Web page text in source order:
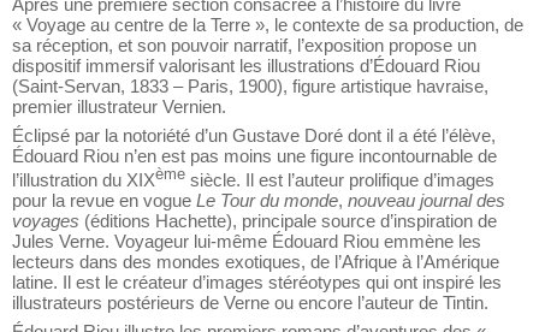
Après une première section consacrée à l’histoire du livre
« Voyage au centre de la Terre », le contexte de sa production, de
sa réception, et son pouvoir narratif, l’exposition propose un
dispositif immersif valorisant les illustrations d’Édouard Riou
(Saint-Servan, 1833 – Paris, 1900), figure artistique havraise,
premier illustrateur Vernien.
Éclipsé par la notoriété d’un Gustave Doré dont il a été l’élève,
Édouard Riou n’en est pas moins une figure incontournable de
l’illustration du XIX
siècle. Il est l’auteur prolifique d’images
pour la revue en vogueLe Tour du monde,nouveau journal des
voyages(éditions Hachette), principale source d’inspiration de
Jules Verne. Voyageur lui-même Édouard Riou emmène les
lecteurs dans des mondes exotiques, de l’Afrique à l’Amérique
latine. Il est le créateur d’images stéréotypes qui ont inspiré les
illustrateurs postérieurs de Verne ou encore l’auteur de Tintin.